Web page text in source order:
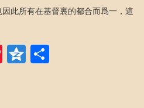
此所有在基督裏的都合而爲一，這
SinaQzone